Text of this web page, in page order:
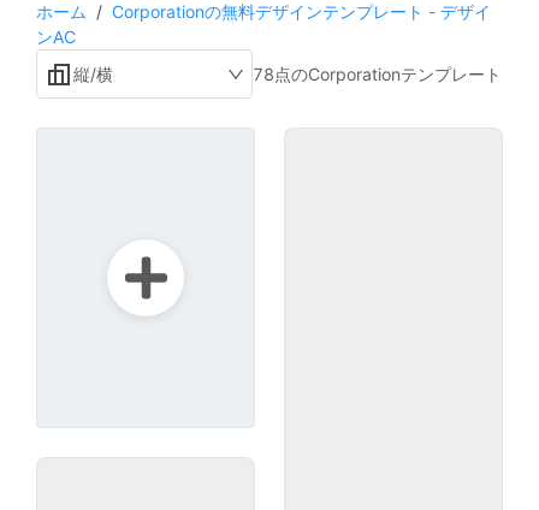
ホーム / Corporationの無料デザインテンプレート - デザイ
ンAC
縦/横
78点のCorporationテンプレート